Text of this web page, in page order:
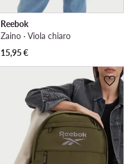
Reebok
Zaino · Viola chiaro
15,95€